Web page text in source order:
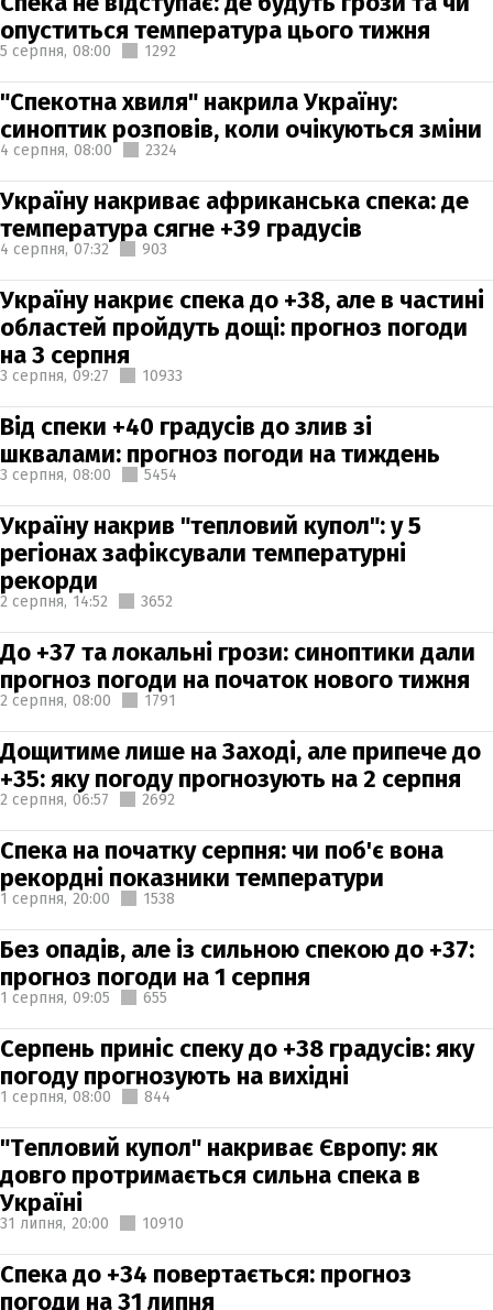
опуститься температура цього тижня
5 серпня, 08:00 1292
"Спекотна хвиля" накрила Україну:
синоптик розповів, коли очікуються зміни
4 серпня, 08:00 2324
Україну накриває африканська спека: де
температура сягне +39 градусів
4 серпня, 07:32 903
Україну накриє спека до +38, але в частині
областей пройдуть дощі: прогноз погоди
на 3 серпня
3 серпня, 09:27 10933
Від спеки +40 градусів до злив зі
шквалами: прогноз погоди на тиждень
3 серпня, 08:00 5454
Україну накрив "тепловий купол": у 5
регіонах зафіксували температурні
рекорди
2 серпня, 14:52 3652
До +37 та локальні грози: синоптики дали
прогноз погоди на початок нового тижня
2 серпня, 08:00 1791
Дощитиме лише на Заході, але припече до
+35: яку погоду прогнозують на 2 серпня
2 серпня, 06:57 2692
Спека на початку серпня: чи поб'є вона
рекордні показники температури
1 серпня, 20:00 1538
Без опадів, але із сильною спекою до +37:
прогноз погоди на 1 серпня
1 серпня, 09:05 655
Серпень приніс спеку до +38 градусів: яку
погоду прогнозують на вихідні
1 серпня, 08:00 844
"Тепловий купол" накриває Європу: як
довго протримається сильна спека в
Україні
31 липня, 20:00 10910
Спека до +34 повертається: прогноз
погоди на 31 липня